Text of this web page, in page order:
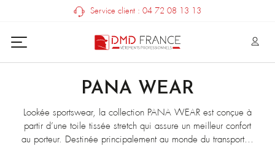
Service client : 04 72 08 13 13
PANA WEAR
Lookée sportswear, la collection PANA WEAR est conçue à
partir d’une toile tissée stretch qui assure un meilleur confort
au porteur. Destinée principalement au monde du transport et